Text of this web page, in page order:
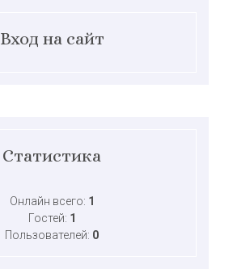
Вход на сайт
Статистика
Онлайн всего: 1
Гостей: 1
Пользователей: 0